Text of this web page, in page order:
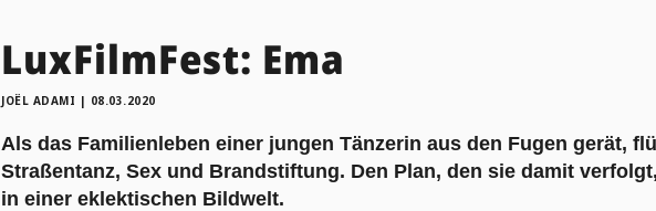
LuxFilmFest: Ema
JOËL ADAMI | 08.03.2020
Als das Familienleben einer jungen Tänzerin aus den Fugen gerät,
Straßentanz, Sex und Brandstiftung. Den Plan, den sie damit
in einer eklektischen Bildwelt.